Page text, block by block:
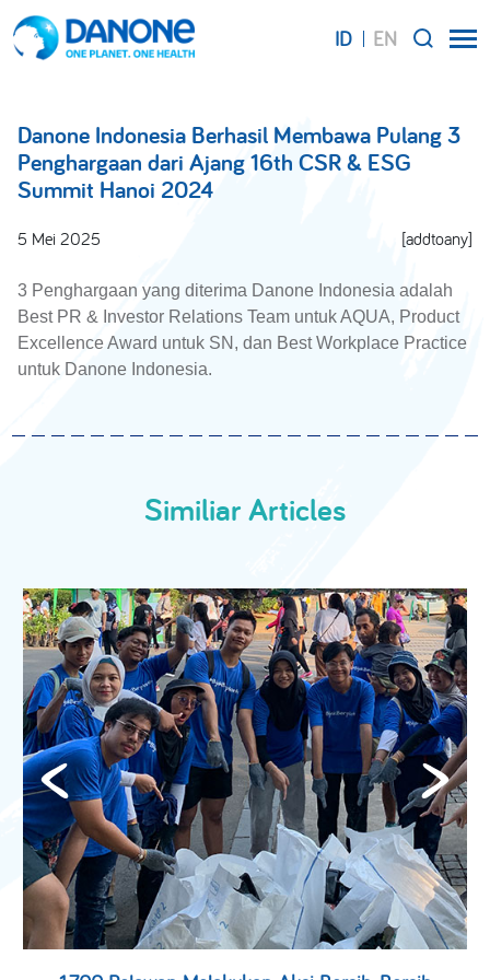
ID EN
Danone Indonesia Berhasil Membawa Pulang 3
Penghargaan dari Ajang 16th CSR & ESG
Summit Hanoi 2024
5 Mei 2025 [addtoany]
3 Penghargaan yang diterima Danone Indonesia adalah
Best PR & Investor Relations Team untuk AQUA, Product
Excellence Award untuk SN, dan Best Workplace Practice
untuk Danone Indonesia.
Similiar Articles